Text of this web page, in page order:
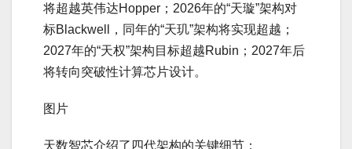
将超越英伟达Hopper；2026年的“天璇”架构对
标Blackwell，同年的“天玑”架构将实现超越；
2027年的“天权”架构目标超越Rubin；2027年后
将转向突破性计算芯片设计。
图片
天数智芯介绍了四代架构的关键细节：